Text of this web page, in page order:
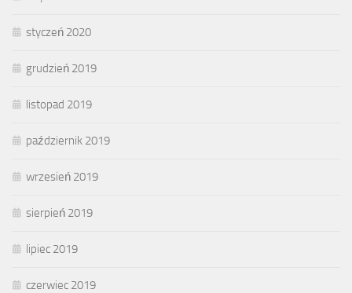
styczeń 2020
grudzień 2019
listopad 2019
październik 2019
wrzesień 2019
sierpień 2019
lipiec 2019
czerwiec 2019